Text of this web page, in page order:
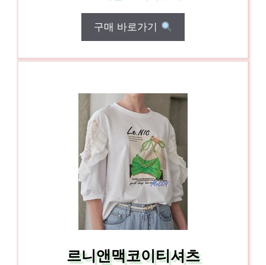
구매 바로가기
르니앤맥코이티셔츠